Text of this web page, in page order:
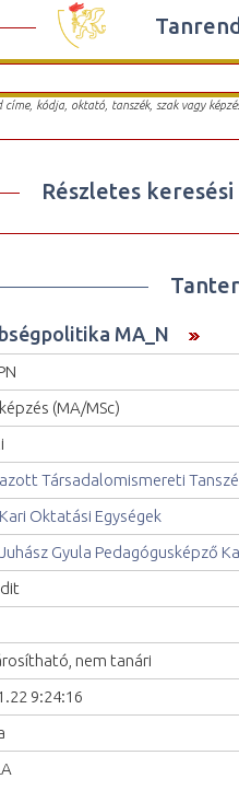
kódja, oktató, tanszék, szak vagy
Részletes
MA_N
(MA/MSc)
Társadalomismereti
Oktatási Egységek
Gyula Pedagógusképző
nem tanári
9:24:16